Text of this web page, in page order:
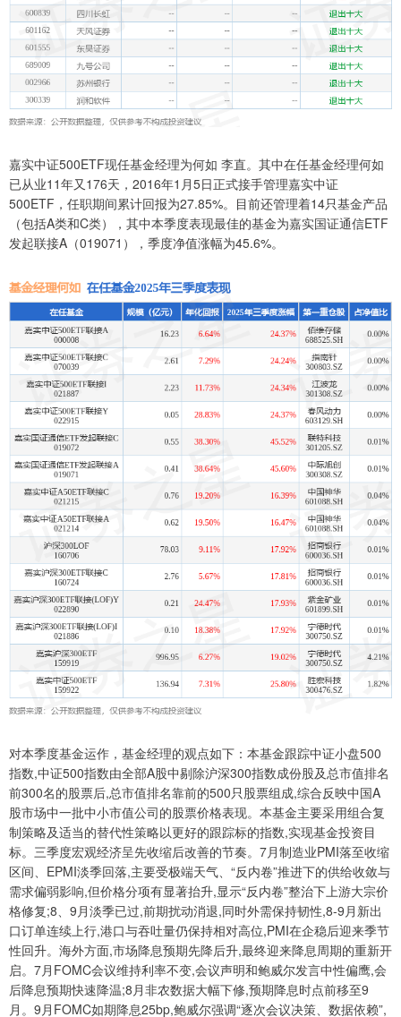
嘉实中证500ETF现任基金经理为何如 李直。其中在任基金经理何如
已从业11年又176天，2016年1月5日正式接手管理嘉实中证
500ETF，任职期间累计回报为27.85%。目前还管理着14只基金产品
（包括A类和C类），其中本季度表现最佳的基金为嘉实国证通信ETF
发起联接A（019071），季度净值涨幅为45.6%。
对本季度基金运作，基金经理的观点如下：本基金跟踪中证小盘500
指数,中证500指数由全部A股中剔除沪深300指数成份股及总市值排名
前300名的股票后,总市值排名靠前的500只股票组成,综合反映中国A
股市场中一批中小市值公司的股票价格表现。本基金主要采用组合复
制策略及适当的替代性策略以更好的跟踪标的指数,实现基金投资目
标。三季度宏观经济呈先收缩后改善的节奏。7月制造业PMI落至收缩
区间、EPMI淡季回落,主要受极端天气、“反内卷”推进下的供给收敛与
需求偏弱影响,但价格分项有显著抬升,显示“反内卷”整治下上游大宗价
格修复;8、9月淡季已过,前期扰动消退,同时外需保持韧性,8-9月新出
口订单连续上行,港口与吞吐量仍保持相对高位,PMI在企稳后迎来季节
性回升。海外方面,市场降息预期先降后升,最终迎来降息周期的重新开
启。7月FOMC会议维持利率不变,会议声明和鲍威尔发言中性偏鹰,会
后降息预期快速降温;8月非农数据大幅下修,预期降息时点前移至9
月。9月FOMC如期降息25bp,鲍威尔强调“逐次会议决策、数据依赖”,